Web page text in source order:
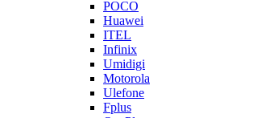
POCO
Huawei
ITEL
Infinix
Umidigi
Motorola
Ulefone
Fplus